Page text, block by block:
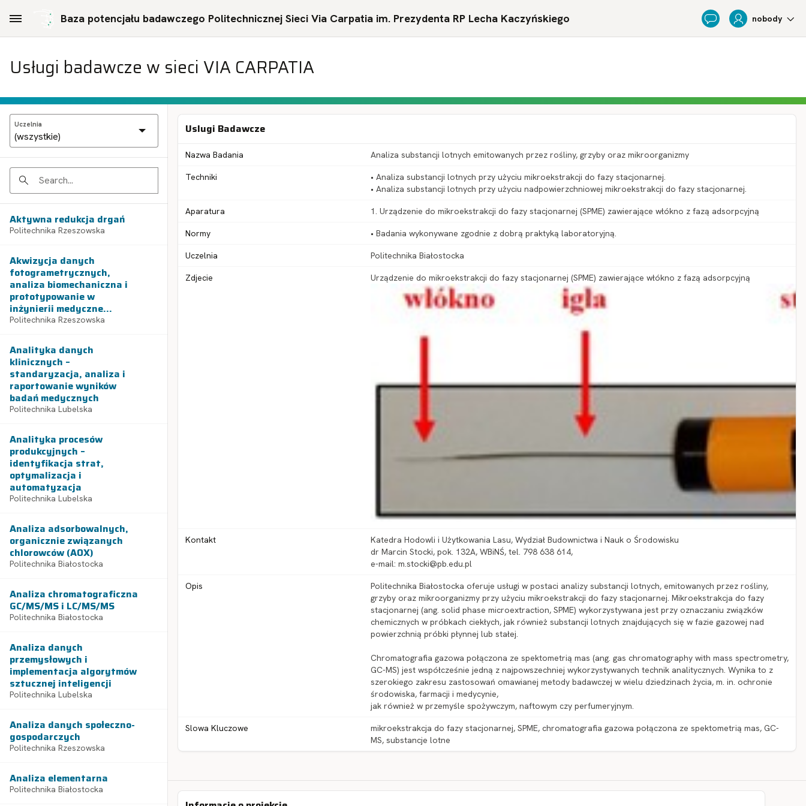
Baza potencjału badawczego Politechnicznej Sieci Via Carpatia im. Prezydenta RP Lecha Kaczyńskiego Feedback nobody
Usługi badawcze w sieci VIA CARPATIA
Uczelnia
Search
Aktywna redukcja drgań
Politechnika Rzeszowska
Akwizycja danych
fotogrametrycznych,
analiza biomechaniczna i
prototypowanie w
inżynierii medyczne...
Politechnika Rzeszowska
Analityka danych
klinicznych –
standaryzacja, analiza i
raportowanie wyników
badań medycznych
Politechnika Lubelska
Analityka procesów
produkcyjnych –
identyfikacja strat,
optymalizacja i
automatyzacja
Politechnika Lubelska
Analiza adsorbowalnych,
organicznie związanych
chlorowców (AOX)
Politechnika Białostocka
Analiza chromatograficzna
GC/MS/MS i LC/MS/MS
Politechnika Białostocka
Analiza danych
przemysłowych i
implementacja algorytmów
sztucznej inteligencji
Politechnika Lubelska
Analiza danych społeczno-
gospodarczych
Politechnika Rzeszowska
Analiza elementarna
Politechnika Białostocka
Uslugi Badawcze
Nazwa Badania Analiza substancji lotnych emitowanych przez rośliny, grzyby oraz mikroorganizmy
Techniki
• Analiza substancji lotnych przy użyciu mikroekstrakcji do fazy stacjonarnej.
• Analiza substancji lotnych przy użyciu nadpowierzchniowej mikroekstrakcji do fazy stacjonarnej.
Aparatura 1. Urządzenie do mikroekstrakcji do fazy stacjonarnej (SPME) zawierające włókno z fazą adsorpcyjną
Normy • Badania wykonywane zgodnie z dobrą praktyką laboratoryjną.
Uczelnia Politechnika Białostocka
Zdjecie Urządzenie do mikroekstrakcji do fazy stacjonarnej (SPME) zawierające włókno z fazą adsorpcyjną
Kontakt
Katedra Hodowli i Użytkowania Lasu, Wydział Budownictwa i Nauk o Środowisku
dr Marcin Stocki, pok. 132A, WBiNŚ, tel. 798 638 614,
e-mail: m.stocki@pb.edu.pl
Opis
Politechnika Białostocka oferuje usługi w postaci analizy substancji lotnych, emitowanych przez rośliny,
grzyby oraz mikroorganizmy przy użyciu mikroekstrakcji do fazy stacjonarnej. Mikroekstrakcja do fazy
stacjonarnej (ang. solid phase microextraction, SPME) wykorzystywana jest przy oznaczaniu związków
chemicznych w próbkach ciekłych, jak również substancji lotnych znajdujących się w fazie gazowej nad
powierzchnią próbki płynnej lub stałej.
Chromatografia gazowa połączona ze spektometrią mas (ang. gas chromatography with mass spectrometry,
GC-MS) jest współcześnie jedną z najpowszechniej wykorzystywanych technik analitycznych. Wynika to z
szerokiego zakresu zastosowań omawianej metody badawczej w wielu dziedzinach życia, m. in. ochronie
środowiska, farmacji i medycynie,
jak również w przemyśle spożywczym, naftowym czy perfumeryjnym.
Slowa Kluczowe
mikroekstrakcja do fazy stacjonarnej, SPME, chromatografia gazowa połączona ze spektometrią mas, GC-
MS, substancje lotne